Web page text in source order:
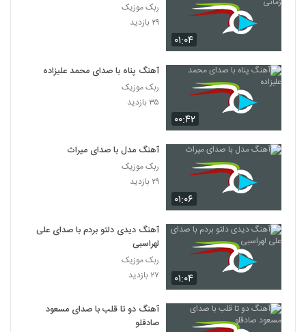
۰۱:۰۴
ربک موزیک
۲۹ بازدید
۰۰:۴۲
آهنگ پناه با صدای محمد علیزاده
ربک موزیک
۳۵ بازدید
۰۱:۰۶
آهنگ مدل با صدای میراث
ربک موزیک
۲۹ بازدید
۰۱:۰۴
آهنگ دیدی دلتو بردم با صدای علی
لهراسبی
ربک موزیک
۲۷ بازدید
آهنگ دو تا قلب با صدای مسعود
صادقلو